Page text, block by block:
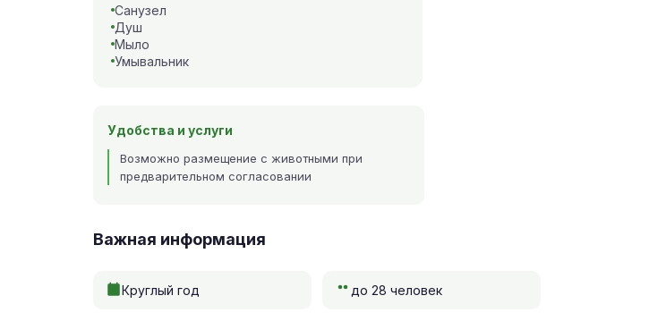
Санузел
Душ
Мыло
Умывальник
Удобства и услуги
Возможно размещение с животными при
предварительном согласовании
Важная информация
Круглый год до 28 человек